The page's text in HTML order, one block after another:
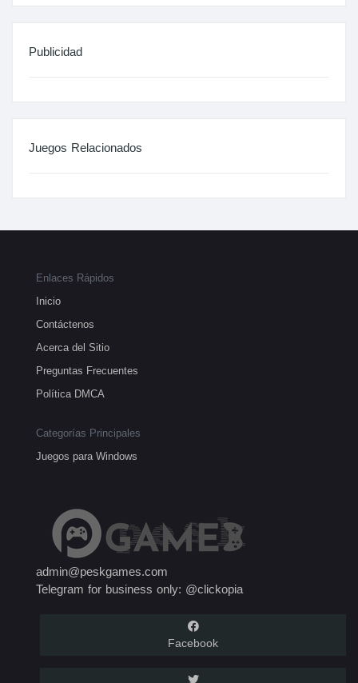
Publicidad
Juegos Relacionados
Enlaces Rápidos
Inicio
Contáctenos
Acerca del Sitio
Preguntas Frecuentes
Política DMCA
Categorías Principales
Juegos para Windows
admin@peskgames.com
Telegram for business only: @clickopia
Facebook